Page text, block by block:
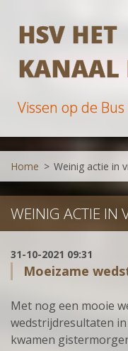
HSV HET
Vissen op de
Home > Weinig actie in
WEINIG ACTIE IN
31-10-2021 09:31
Moeizame
Met nog een mooie
wedstrijdresultaten
kwamen